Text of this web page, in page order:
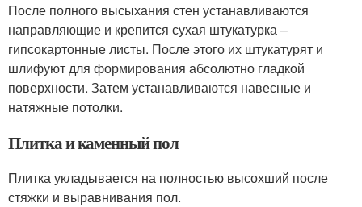
После полного высыхания стен устанавливаются
направляющие и крепится сухая штукатурка –
гипсокартонные листы. После этого их штукатурят и
шлифуют для формирования абсолютно гладкой
поверхности. Затем устанавливаются навесные и
натяжные потолки.
Плитка и каменный пол
Плитка укладывается на полностью высохший после
стяжки и выравнивания пол.